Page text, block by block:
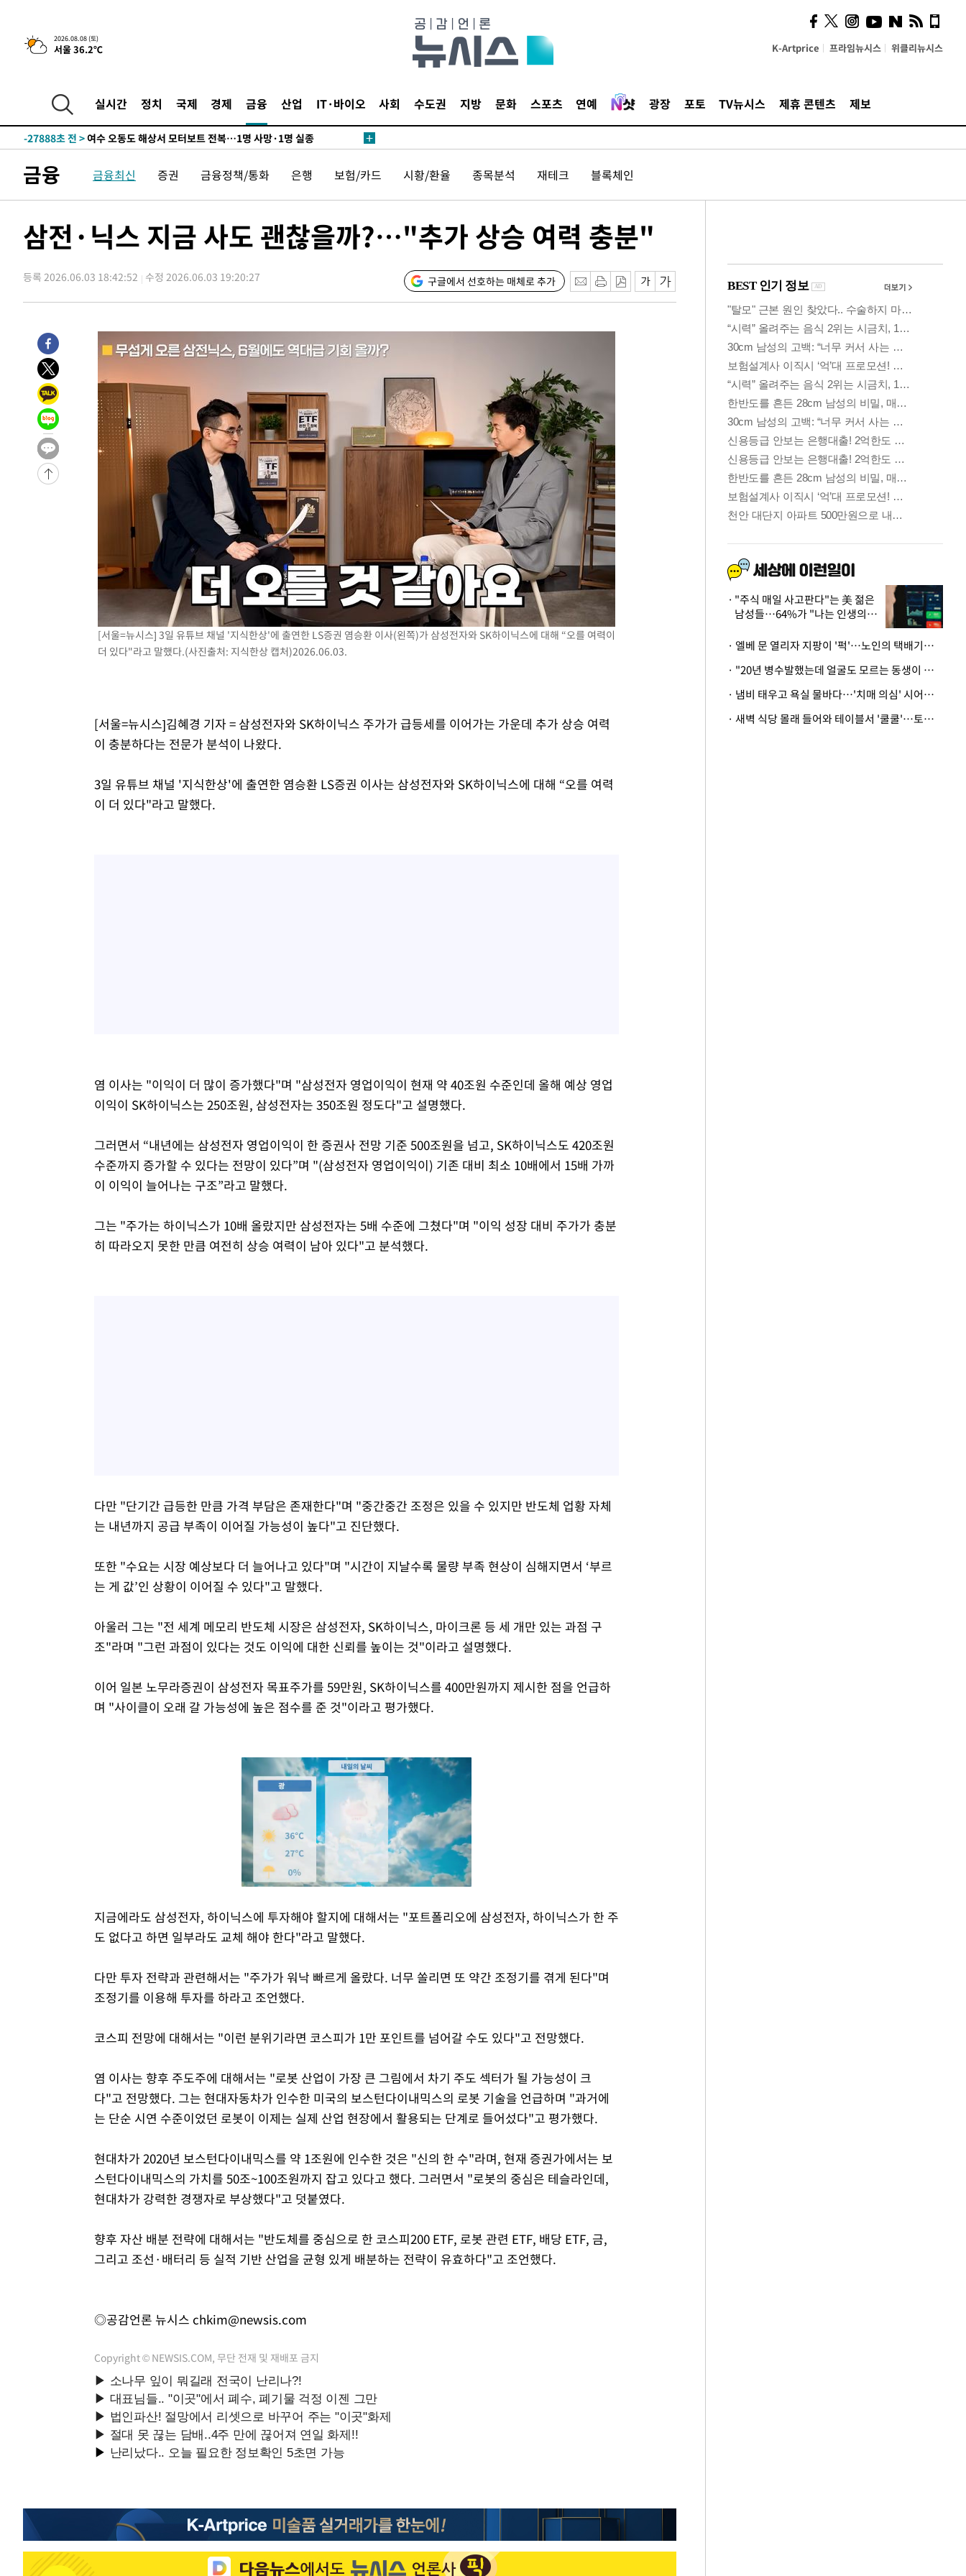
2026.08.08 (토)
서울 36.2℃ K-Artprice 프라임뉴시스 위클리뉴시스
실시간 정치 국제 경제 금융 산업 IT·바이오 사회 수도권 지방 문화 스포츠 연예 광장 포토 TV뉴시스 제휴 콘텐츠 제보
-30978초 전 >
선재도서 해루질 나섰다 실종 60대, 닷새 만에 숨진 채 발견
-28512초 전 >
-27888초 전 >여수 오동도 해상서 모터보트 전복…1명 사망·1명 실종
주 날씨]
-21133초 전 >
축구협회 "압수수색·성접대 논란 사과…쇄신의 기회로 삼겠다"
-19650초 전 >[속보]'압수수색·성접대 논란' 축구협회 "실망과 걱정 안겨드려 죄
-1397초 전 >[속보]뉴욕증시 상승 마감…S&P 0.6% 나스닥 1.3%↑
-28532초 전 >남자 농구, 나고야 아시안게임서 '홈팀' 일본과 한일전
-27908초 전 >여수 오동도 해상서 모터보트 전복…1명 사망·1명 실종
주 날씨]
-21153초 전 >
축구협회 "압수수색·성접대 논란 사과…쇄신의 기회로 삼겠다"
-19670초 전 >
[속보]'압수수색·성접대 논란' 축구협회 "실망과 걱정 안겨드려 죄
송"
-8291초 전 >
'최고 37도' 폭염 지속…강원동해안 최대 150㎜ 비
-1417초 전 >
[속보]뉴욕증시 상승 마감…S&P 0.6% 나스닥 1.3%↑
금융 금융최신 증권 금융정책/통화 은행 보험/카드 시황/환율 종목분석 재테크 블록체인
삼전·닉스 지금 사도 괜찮을까?…"추가 상승 여력 충분"
등록 2026.06.03 18:42:52 수정 2026.06.03 19:20:27 구글에서 선호하는 매체로 추가
[서울=뉴시스] 3일 유튜브 채널 '지식한상'에 출연한 LS증권 염승환 이사(왼쪽)가 삼성전자와 SK하이닉스에 대해 “오를 여력이
더 있다"라고 말했다.(사진출처: 지식한상 캡처)2026.06.03.
[서울=뉴시스]김혜경 기자 = 삼성전자와 SK하이닉스 주가가 급등세를 이어가는 가운데 추가 상승 여력
이 충분하다는 전문가 분석이 나왔다.
3일 유튜브 채널 '지식한상'에 출연한 염승환 LS증권 이사는 삼성전자와 SK하이닉스에 대해 “오를 여력
이 더 있다"라고 말했다.
염 이사는 "이익이 더 많이 증가했다"며 "삼성전자 영업이익이 현재 약 40조원 수준인데 올해 예상 영업
이익이 SK하이닉스는 250조원, 삼성전자는 350조원 정도다"고 설명했다.
그러면서 “내년에는 삼성전자 영업이익이 한 증권사 전망 기준 500조원을 넘고, SK하이닉스도 420조원
수준까지 증가할 수 있다는 전망이 있다”며 "(삼성전자 영업이익이) 기존 대비 최소 10배에서 15배 가까
이 이익이 늘어나는 구조”라고 말했다.
그는 "주가는 하이닉스가 10배 올랐지만 삼성전자는 5배 수준에 그쳤다"며 "이익 성장 대비 주가가 충분
히 따라오지 못한 만큼 여전히 상승 여력이 남아 있다"고 분석했다.
다만 "단기간 급등한 만큼 가격 부담은 존재한다"며 "중간중간 조정은 있을 수 있지만 반도체 업황 자체
는 내년까지 공급 부족이 이어질 가능성이 높다"고 진단했다.
또한 "수요는 시장 예상보다 더 늘어나고 있다"며 "시간이 지날수록 물량 부족 현상이 심해지면서 ‘부르
는 게 값’인 상황이 이어질 수 있다"고 말했다.
아울러 그는 "전 세계 메모리 반도체 시장은 삼성전자, SK하이닉스, 마이크론 등 세 개만 있는 과점 구
조"라며 "그런 과점이 있다는 것도 이익에 대한 신뢰를 높이는 것"이라고 설명했다.
이어 일본 노무라증권이 삼성전자 목표주가를 59만원, SK하이닉스를 400만원까지 제시한 점을 언급하
며 "사이클이 오래 갈 가능성에 높은 점수를 준 것"이라고 평가했다.
지금에라도 삼성전자, 하이닉스에 투자해야 할지에 대해서는 "포트폴리오에 삼성전자, 하이닉스가 한 주
도 없다고 하면 일부라도 교체 해야 한다"라고 말했다.
다만 투자 전략과 관련해서는 "주가가 워낙 빠르게 올랐다. 너무 쏠리면 또 약간 조정기를 겪게 된다"며
조정기를 이용해 투자를 하라고 조언했다.
코스피 전망에 대해서는 "이런 분위기라면 코스피가 1만 포인트를 넘어갈 수도 있다"고 전망했다.
염 이사는 향후 주도주에 대해서는 "로봇 산업이 가장 큰 그림에서 차기 주도 섹터가 될 가능성이 크
다"고 전망했다. 그는 현대자동차가 인수한 미국의 보스턴다이내믹스의 로봇 기술을 언급하며 "과거에
는 단순 시연 수준이었던 로봇이 이제는 실제 산업 현장에서 활용되는 단계로 들어섰다"고 평가했다.
현대차가 2020년 보스턴다이내믹스를 약 1조원에 인수한 것은 "신의 한 수"라며, 현재 증권가에서는 보
스턴다이내믹스의 가치를 50조~100조원까지 잡고 있다고 했다. 그러면서 "로봇의 중심은 테슬라인데,
현대차가 강력한 경쟁자로 부상했다"고 덧붙였다.
향후 자산 배분 전략에 대해서는 "반도체를 중심으로 한 코스피200 ETF, 로봇 관련 ETF, 배당 ETF, 금,
그리고 조선·배터리 등 실적 기반 산업을 균형 있게 배분하는 전략이 유효하다"고 조언했다.
◎공감언론 뉴시스 chkim@newsis.com
Copyright © NEWSIS.COM, 무단 전재 및 재배포 금지
사이 해답 찾았죠"…알을
깨고 나온 '초자아'
"주식 매일 사고판다"는 美 젊은
남성들…64%가 "나는 인생의
· 엘베 문 열리자 지팡이 '퍽'…노인의 택배기사 폭행 이유
· "20년 병수발했는데 얼굴도 모르는 동생이 유산 절반을"…배다른 형제 상속권 있을까
· 냄비 태우고 욕실 물바다…'치매 의심' 시어머니 검사 권유했다가 '날벼락'
· 새벽 식당 몰래 들어와 테이블서 '쿨쿨'…토사물 남기고 사라진 남성